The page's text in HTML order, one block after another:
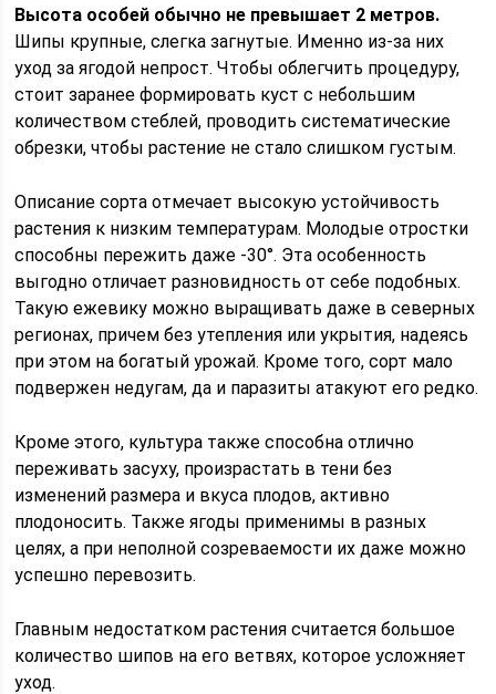
Высота особей обычно не превышает 2 метров.
Шипы крупные, слегка загнутые. Именно из-за них
уход за ягодой непрост. Чтобы облегчить процедуру,
стоит заранее формировать куст с небольшим
количеством стеблей, проводить систематические
обрезки, чтобы растение не стало слишком густым.
Описание сорта отмечает высокую устойчивость
растения к низким температурам. Молодые отростки
способны пережить даже -30°. Эта особенность
выгодно отличает разновидность от себе подобных.
Такую ежевику можно выращивать даже в северных
регионах, причем без утепления или укрытия, надеясь
при этом на богатый урожай. Кроме того, сорт мало
подвержен недугам, да и паразиты атакуют его редко.
Кроме этого, культура также способна отлично
переживать засуху, произрастать в тени без
изменений размера и вкуса плодов, активно
плодоносить. Также ягоды применимы в разных
целях, а при неполной созреваемости их даже можно
успешно перевозить.
Главным недостатком растения считается большое
количество шипов на его ветвях, которое усложняет
уход.